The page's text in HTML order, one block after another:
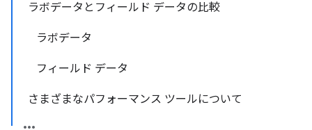
ラボデータとフィールド データの比較
ラボデータ
フィールド データ
さまざまなパフォーマンス ツールについて